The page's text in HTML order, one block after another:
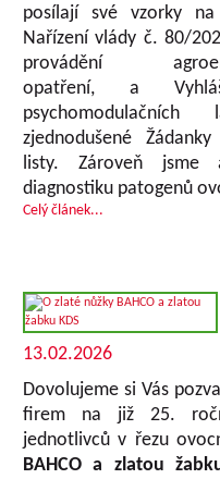
posílají své vzorky
Nařízení vlády č. 80/
provádění
opatření, a
zjednodušené
listy. Zároveň jsme
diagnostiku patogenů
Celý článek...
13.02.2026
Dovolujeme si Vás
firem na již 25.
jednotlivců v řezu
BAHCO a zlatou